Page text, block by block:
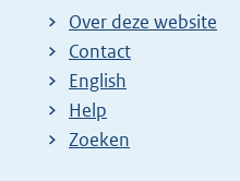
Over deze website
Contact
English
Help
Zoeken